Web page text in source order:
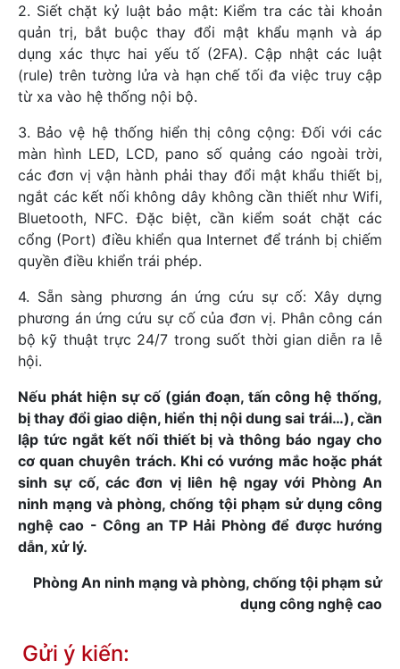
2. Siết chặt kỷ luật bảo mật: Kiểm tra các tài khoản
quản trị, bắt buộc thay đổi mật khẩu mạnh và áp
dụng xác thực hai yếu tố (2FA). Cập nhật các luật
(rule) trên tường lửa và hạn chế tối đa việc truy cập
từ xa vào hệ thống nội bộ.
3. Bảo vệ hệ thống hiển thị công cộng: Đối với các
màn hình LED, LCD, pano số quảng cáo ngoài trời,
các đơn vị vận hành phải thay đổi mật khẩu thiết bị,
ngắt các kết nối không dây không cần thiết như Wifi,
Bluetooth, NFC. Đặc biệt, cần kiểm soát chặt các
cổng (Port) điều khiển qua Internet để tránh bị chiếm
quyền điều khiển trái phép.
4. Sẵn sàng phương án ứng cứu sự cố: Xây dựng
phương án ứng cứu sự cố của đơn vị. Phân công cán
bộ kỹ thuật trực 24/7 trong suốt thời gian diễn ra lễ
hội.
Nếu phát hiện sự cố (gián đoạn, tấn công hệ thống,
bị thay đổi giao diện, hiển thị nội dung sai trái…), cần
lập tức ngắt kết nối thiết bị và thông báo ngay cho
cơ quan chuyên trách. Khi có vướng mắc hoặc phát
sinh sự cố, các đơn vị liên hệ ngay với Phòng An
ninh mạng và phòng, chống tội phạm sử dụng công
nghệ cao - Công an TP Hải Phòng để được hướng
dẫn, xử lý.
Phòng An ninh mạng và phòng, chống tội phạm sử
dụng công nghệ cao
Gửi ý kiến: